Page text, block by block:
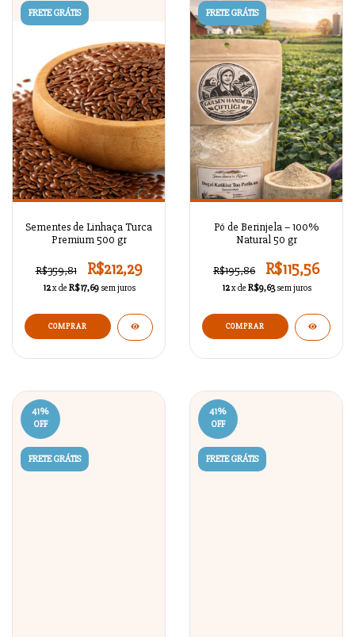
FRETE GRÁTIS
Sementes de Linhaça Turca
Premium 500 gr
R$359,81 R$212,29
12x de R$17,69 sem juros
FRETE GRÁTIS
Pó de Berinjela – 100%
Natural 50 gr
R$195,86 R$115,56
12x de R$9,63 sem juros
41%
OFF
FRETE GRÁTIS
41%
OFF
FRETE GRÁTIS